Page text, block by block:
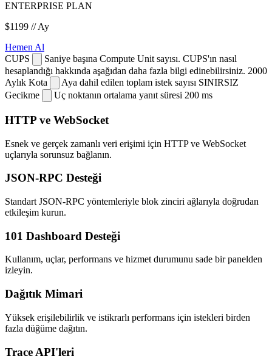
ENTERPRISE PLAN
$1199 // Ay
Hemen Al
CUPS
Saniye başına Compute Unit sayısı. CUPS'ın nasıl
hesaplandığı hakkında aşağıdan daha fazla bilgi edinebilirsiniz. 2000
Aylık Kota
Aya dahil edilen toplam istek sayısı SINIRSIZ
Gecikme
Uç noktanın ortalama yanıt süresi 200 ms
HTTP ve WebSocket
Esnek ve gerçek zamanlı veri erişimi için HTTP ve WebSocket
uçlarıyla sorunsuz bağlanın.
JSON-RPC Desteği
Standart JSON-RPC yöntemleriyle blok zinciri ağlarıyla doğrudan
etkileşim kurun.
101 Dashboard Desteği
Kullanım, uçlar, performans ve hizmet durumunu sade bir panelden
izleyin.
Dağıtık Mimari
Yüksek erişilebilirlik ve istikrarlı performans için istekleri birden
fazla düğüme dağıtın.
Trace API'leri